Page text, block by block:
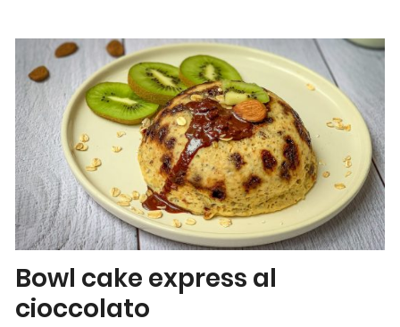
Bowl cake express al
cioccolato